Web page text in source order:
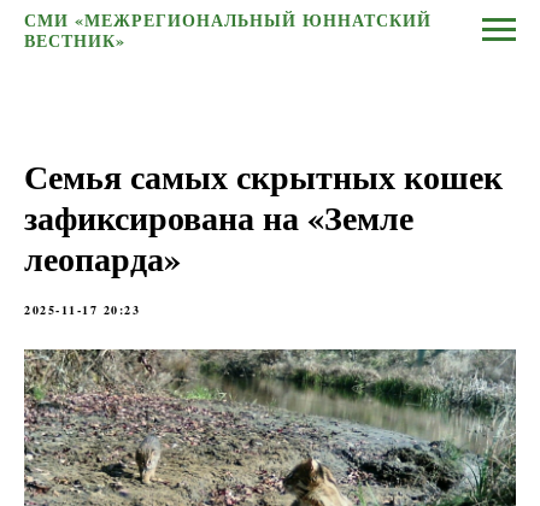
СМИ «МЕЖРЕГИОНАЛЬНЫЙ ЮННАТСКИЙ
ВЕСТНИК»
Семья самых скрытных кошек
зафиксирована на «Земле
леопарда»
2025-11-17 20:23